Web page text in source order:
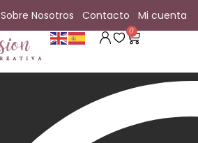
Sobre Nosotros Contacto Mi cuenta
0